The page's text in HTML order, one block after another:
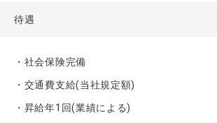
待遇
・社会保険完備
・交通費支給(当社規定額)
・昇給年1回(業績による)